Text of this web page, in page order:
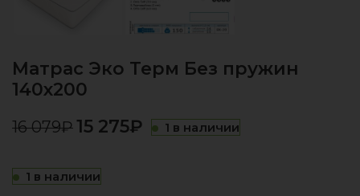
Матрас Эко Терм Без пружин
140х200
16 079₽ 15 275₽ 1 в наличии
1 в наличии